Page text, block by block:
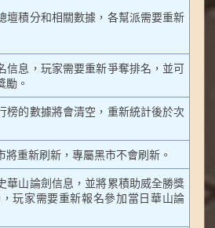
壇積分和相關數據，各幫派需要重新
信息，玩家需要重新爭奪排名，並可
勵。
榜的數據將會清空，重新統計後於次
將重新刷新，專屬黑市不會刷新。
華山論劍信息，並將累積助威全勝獎
玩家需要重新報名參加當日華山論